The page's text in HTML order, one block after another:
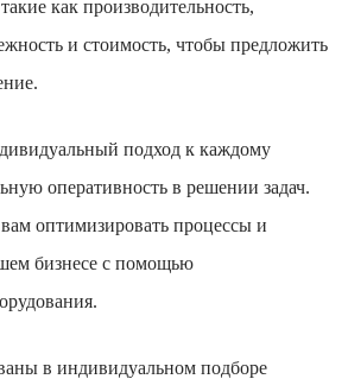
как производительность,
и стоимость, чтобы предложить
подход к каждому
оперативность в решении задач.
оптимизировать процессы и
бизнесе с помощью
в индивидуальном подборе